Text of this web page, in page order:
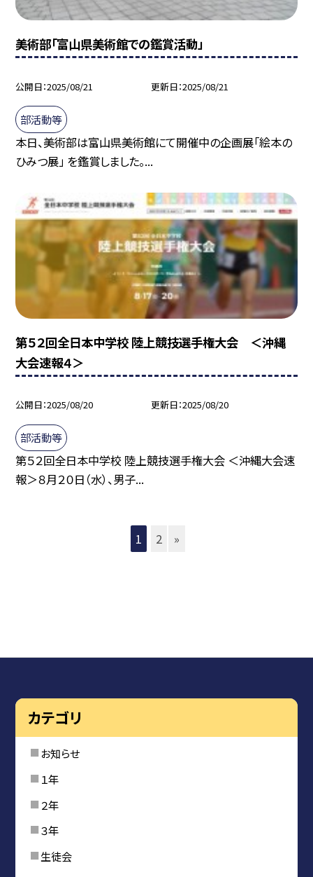
美術部「富山県美術館での鑑賞活動」
公開日 2025/08/21 更新日 2025/08/21
部活動等
本日、美術部は富山県美術館にて開催中の企画展「絵本の
ひみつ展」 を鑑賞しました。...
第５２回全日本中学校 陸上競技選手権大会 ＜沖縄
大会速報４＞
公開日 2025/08/20 更新日 2025/08/20
部活動等
第５２回全日本中学校 陸上競技選手権大会 ＜沖縄大会速
報＞８月２０日（水）、男子...
1 2 »
カテゴリ
お知らせ
１年
２年
３年
生徒会